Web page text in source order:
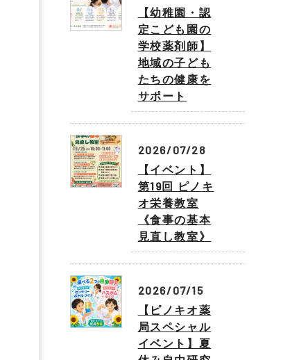
【幼稚園・認
定こども園の
学校薬剤師】
地域の子ども
たちの健康を
サポート
2026/07/28
【イベント】
第19回 ピノキ
オ栄養教室
《食事の基本
見直し教室》
2026/07/15
【ピノキオ薬
局スペシャル
イベント】夏